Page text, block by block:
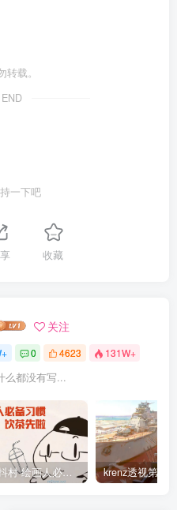
载。
一下吧
收藏
关注
0 4623 131W+
么都没有写...
抖抖抖村 绘画人必备习惯2020【画质不错】